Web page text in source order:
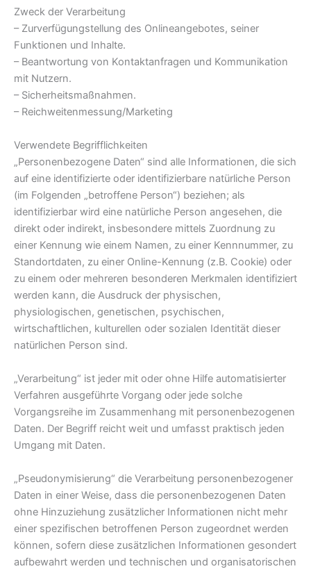
Zweck der Verarbeitung
– Zurverfügungstellung des Onlineangebotes, seiner
Funktionen und Inhalte.
– Beantwortung von Kontaktanfragen und Kommunikation
mit Nutzern.
– Sicherheitsmaßnahmen.
– Reichweitenmessung/Marketing
Verwendete Begrifflichkeiten
„Personenbezogene Daten“ sind alle Informationen, die sich
auf eine identifizierte oder identifizierbare natürliche Person
(im Folgenden „betroffene Person“) beziehen; als
identifizierbar wird eine natürliche Person angesehen, die
direkt oder indirekt, insbesondere mittels Zuordnung zu
einer Kennung wie einem Namen, zu einer Kennnummer, zu
Standortdaten, zu einer Online-Kennung (z.B. Cookie) oder
zu einem oder mehreren besonderen Merkmalen identifiziert
werden kann, die Ausdruck der physischen,
physiologischen, genetischen, psychischen,
wirtschaftlichen, kulturellen oder sozialen Identität dieser
natürlichen Person sind.
„Verarbeitung“ ist jeder mit oder ohne Hilfe automatisierter
Verfahren ausgeführte Vorgang oder jede solche
Vorgangsreihe im Zusammenhang mit personenbezogenen
Daten. Der Begriff reicht weit und umfasst praktisch jeden
Umgang mit Daten.
„Pseudonymisierung“ die Verarbeitung personenbezogener
Daten in einer Weise, dass die personenbezogenen Daten
ohne Hinzuziehung zusätzlicher Informationen nicht mehr
einer spezifischen betroffenen Person zugeordnet werden
können, sofern diese zusätzlichen Informationen gesondert
aufbewahrt werden und technischen und organisatorischen